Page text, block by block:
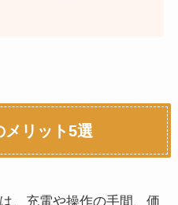
メリット5選
、充電や操作の手間、価